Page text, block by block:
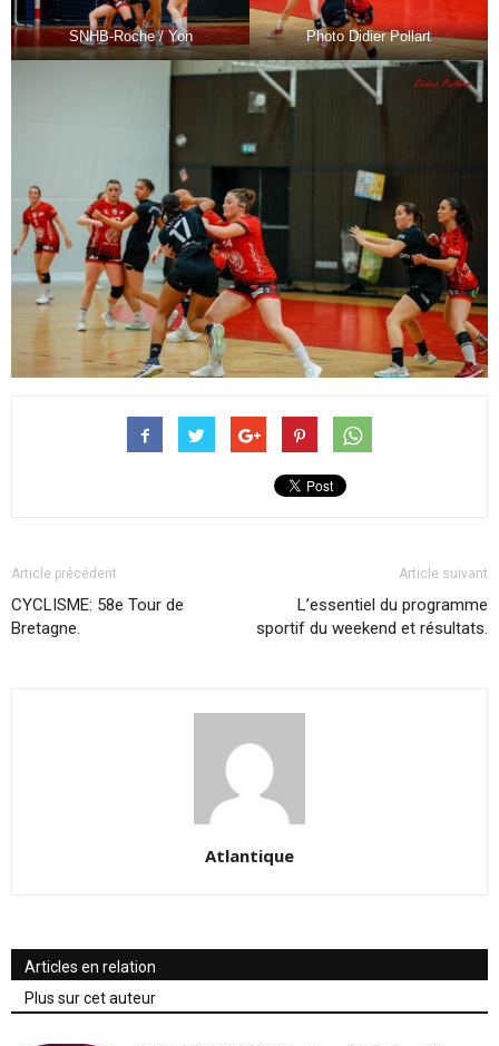
SNHB-Roche / Yon Photo Didier Pollart
Article précédent
CYCLISME: 58e Tour de
Bretagne.
Article suivant
L’essentiel du programme
sportif du weekend et résultats.
Atlantique
Articles en relation
Plus sur cet auteur